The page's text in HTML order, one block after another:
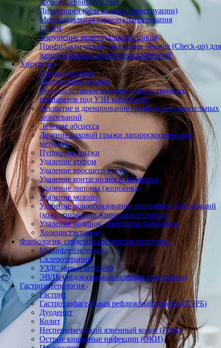
эрозия, цервицит и др.)
Дисменорея (болезненные менструации)
Менопаузальная гормональная терапия
СПКЯ
Нарушение менструального цикла
Профилактические ежегодные чекапы (Check-up) для
женщин разных возрастных категорий
Хирургия
Аппендэктомия
Вентральные грыжи
Внутрисуставное введение лекарственных
препаратов под УЗИ контролем
Вскрытие и дренирование гнойных воспалительных
заболеваний
Лечение абсцесса
Лечение паховой грыжи лапароскопическим
методом
Пупочные грыжи
Удаление атером
Удаление вросшего ногтя
Удаление контагиозного моллюска
Удаление липомы (жировика)
Удаление мозоли
Удаление новообразований различных локализаций
(кожи, подкожно жировой клетчатки)
Удаление родинок, папиллом, бородавок
Холецистэктомия
Флебология, сердечно-сосудистая хирургия
Минифлебэктомия
Склеротерапия
УЗДС (вен и артерий)
ЭВЛК (эндовазальная лазерная коагуляция)
Гастроэнтерология
Гастрит
Гастроэзофагеальная рефлюксная болезнь (ГЭРБ)
Дуоденит
Колит
Неспецифический язвенный колит (НЯК)
Острые кишечные инфекции (ОКИ)